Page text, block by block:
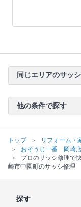
同じエリアのサッ
他の条件で探す
トップ リフォーム・
おそうじ一番 岡崎
プロのサッシ修理で
崎市中園町のサッシ修理
探す